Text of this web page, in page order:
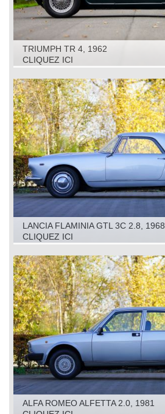
TRIUMPH TR 4, 1962
CLIQUEZ ICI
LANCIA FLAMINIA GTL 3C 2.8, 1968
CLIQUEZ ICI
ALFA ROMEO ALFETTA 2.0, 1981